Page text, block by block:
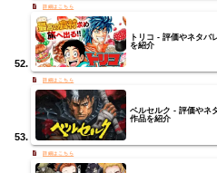
トリコ - 評価やネタバ
を紹介
ベルセルク - 評価やネ
作品を紹介